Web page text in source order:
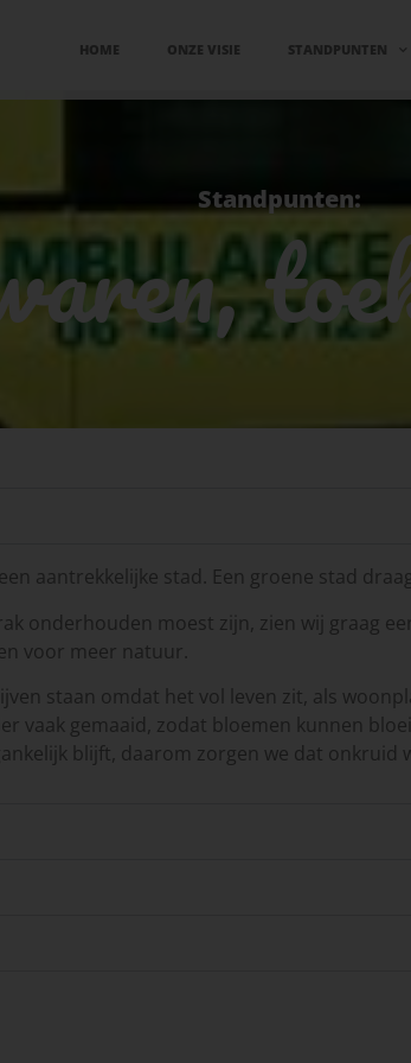
HOME ONZE VISIE STANDPUNTEN
Standpunten:
aantrekkelijke stad. Een groene stad
onderhouden moest zijn, zien wij graag
voor meer natuur.
staan omdat het vol leven zit, als
vaak gemaaid, zodat bloemen kunnen
blijft, daarom zorgen we dat onkruid